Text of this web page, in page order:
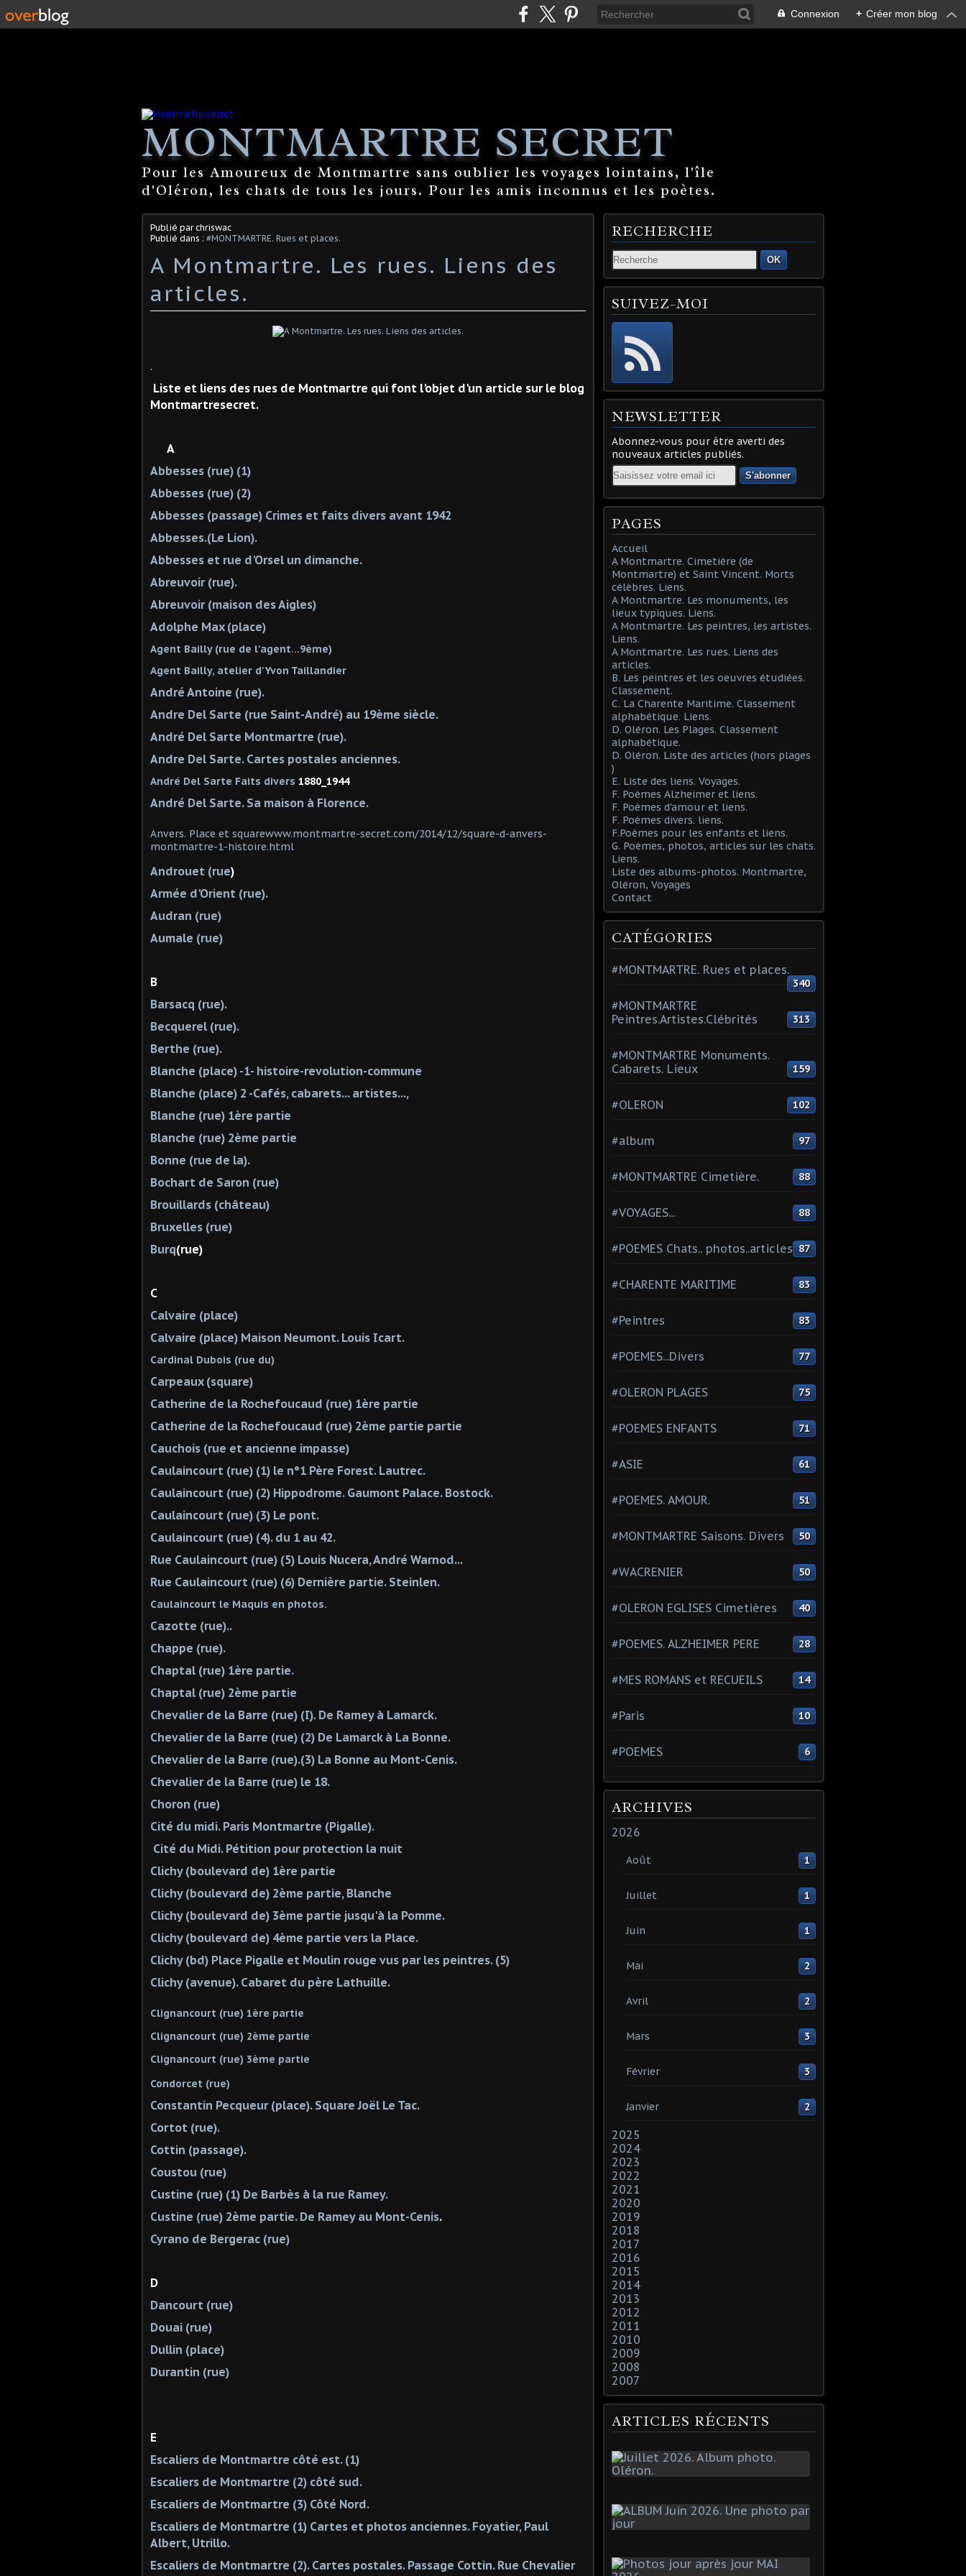
Connexion + Créer mon blog
MONTMARTRE SECRET
Pour les Amoureux de Montmartre sans oublier les voyages lointains, l'île
d'Oléron, les chats de tous les jours. Pour les amis inconnus et les poètes.
Publié par chriswac
Publié dans : #MONTMARTRE. Rues et places.
A Montmartre. Les rues. Liens des
articles.
.
Liste et liens des rues de Montmartre qui font l'objet d'un article sur le blog
Montmartresecret.
A
Abbesses (rue) (1)
Abbesses (rue) (2)
Abbesses (passage) Crimes et faits divers avant 1942
Abbesses.(Le Lion).
Abbesses et rue d'Orsel un dimanche.
Abreuvoir (rue).
Abreuvoir (maison des Aigles)
Adolphe Max (place)
Agent Bailly (rue de l'agent...9ème)
Agent Bailly, atelier d'Yvon Taillandier
André Antoine (rue).
Andre Del Sarte (rue Saint-André) au 19ème siècle.
André Del Sarte Montmartre (rue).
Andre Del Sarte. Cartes postales anciennes.
André Del Sarte Faits divers 1880_1944
André Del Sarte. Sa maison à Florence.
Anvers. Place et squarewww.montmartre-secret.com/2014/12/square-d-anvers-
montmartre-1-histoire.html
Androuet (rue)
Armée d'Orient (rue).
Audran (rue)
Aumale (rue)
B
Barsacq (rue).
Becquerel (rue).
Berthe (rue).
Blanche (place) -1- histoire-revolution-commune
Blanche (place) 2 -Cafés, cabarets... artistes...,
Blanche (rue) 1ère partie
Blanche (rue) 2ème partie
Bonne (rue de la).
Bochart de Saron (rue)
Brouillards (château)
Bruxelles (rue)
Burq(rue)
C
Calvaire (place)
Calvaire (place) Maison Neumont. Louis Icart.
Cardinal Dubois (rue du)
Carpeaux (square)
Catherine de la Rochefoucaud (rue) 1ère partie
Catherine de la Rochefoucaud (rue) 2ème partie partie
Cauchois (rue et ancienne impasse)
Caulaincourt (rue) (1) le n°1 Père Forest. Lautrec.
Caulaincourt (rue) (2) Hippodrome. Gaumont Palace. Bostock.
Caulaincourt (rue) (3) Le pont.
Caulaincourt (rue) (4). du 1 au 42.
Rue Caulaincourt (rue) (5) Louis Nucera, André Warnod...
Rue Caulaincourt (rue) (6) Dernière partie. Steinlen.
Caulaincourt le Maquis en photos.
Cazotte (rue)..
Chappe (rue).
Chaptal (rue) 1ère partie.
Chaptal (rue) 2ème partie
Chevalier de la Barre (rue) (I). De Ramey à Lamarck.
Chevalier de la Barre (rue) (2) De Lamarck à La Bonne.
Chevalier de la Barre (rue).(3) La Bonne au Mont-Cenis.
Chevalier de la Barre (rue) le 18.
Choron (rue)
Cité du midi. Paris Montmartre (Pigalle).
Cité du Midi. Pétition pour protection la nuit
Clichy (boulevard de) 1ère partie
Clichy (boulevard de) 2ème partie, Blanche
Clichy (boulevard de) 3ème partie jusqu'à la Pomme.
Clichy (boulevard de) 4ème partie vers la Place.
Clichy (bd) Place Pigalle et Moulin rouge vus par les peintres. (5)
Clichy (avenue). Cabaret du père Lathuille.
Clignancourt (rue) 1ère partie
Clignancourt (rue) 2ème partie
Clignancourt (rue) 3ème partie
Condorcet (rue)
Constantin Pecqueur (place). Square Joël Le Tac.
Cortot (rue).
Cottin (passage).
Coustou (rue)
Custine (rue) (1) De Barbès à la rue Ramey.
Custine (rue) 2ème partie. De Ramey au Mont-Cenis.
Cyrano de Bergerac (rue)
D
Dancourt (rue)
Douai (rue)
Dullin (place)
Durantin (rue)
E
Escaliers de Montmartre côté est. (1)
Escaliers de Montmartre (2) côté sud.
Escaliers de Montmartre (3) Côté Nord.
Escaliers de Montmartre (1) Cartes et photos anciennes. Foyatier, Paul
Albert, Utrillo.
Escaliers de Montmartre (2). Cartes postales. Passage Cottin. Rue Chevalier
RECHERCHE
OK
SUIVEZ-MOI
NEWSLETTER
Abonnez-vous pour être averti des
nouveaux articles publiés.
Email
PAGES
Accueil
A Montmartre. Cimetière (de
Montmartre) et Saint Vincent. Morts
célèbres. Liens.
A Montmartre. Les monuments, les
lieux typiques. Liens.
A Montmartre. Les peintres, les artistes.
Liens.
A Montmartre. Les rues. Liens des
articles.
B. Les peintres et les oeuvres étudiées.
Classement.
C. La Charente Maritime. Classement
alphabétique. Liens.
D. Oléron. Les Plages. Classement
alphabétique.
D. Oléron. Liste des articles (hors plages
)
E. Liste des liens. Voyages.
F. Poèmes Alzheimer et liens.
F. Poèmes d'amour et liens.
F. Poèmes divers. liens.
F.Poèmes pour les enfants et liens.
G. Poèmes, photos, articles sur les chats.
Liens.
Liste des albums-photos. Montmartre,
Oléron, Voyages
Contact
CATÉGORIES
#MONTMARTRE. Rues et places.
340
#MONTMARTRE
Peintres.Artistes.Clébrités
313
#MONTMARTRE Monuments.
Cabarets. Lieux
159
#OLERON 102
#album 97
#MONTMARTRE Cimetière. 88
#VOYAGES... 88
#POEMES Chats.. photos..articles 87
#CHARENTE MARITIME 83
#Peintres 83
#POEMES...Divers 77
#OLERON PLAGES 75
#POEMES ENFANTS 71
#ASIE 61
#POEMES. AMOUR. 51
#MONTMARTRE Saisons. Divers 50
#WACRENIER 50
#OLERON EGLISES Cimetières 40
#POEMES. ALZHEIMER PERE 28
#MES ROMANS et RECUEILS 14
#Paris 10
#POEMES 6
ARCHIVES
2026
Août 1
Juillet 1
Juin 1
Mai 2
Avril 2
Mars 3
Février 3
Janvier 2
2025
2024
2023
2022
2021
2020
2019
2018
2017
2016
2015
2014
2013
2012
2011
2010
2009
2008
2007
ARTICLES RÉCENTS